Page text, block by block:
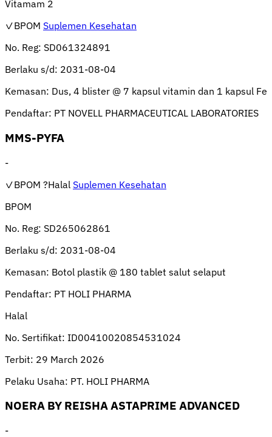
Vitamam 2
✓BPOM Suplemen Kesehatan
No. Reg: SD061324891
Berlaku s/d: 2031-08-04
Kemasan: Dus, 4 blister @ 7 kapsul vitamin dan 1 kapsul Fe
Pendaftar: PT NOVELL PHARMACEUTICAL LABORATORIES
MMS-PYFA
-
✓BPOM ?Halal Suplemen Kesehatan
BPOM
No. Reg: SD265062861
Berlaku s/d: 2031-08-04
Kemasan: Botol plastik @ 180 tablet salut selaput
Pendaftar: PT HOLI PHARMA
Halal
No. Sertifikat: ID00410020854531024
Terbit: 29 March 2026
Pelaku Usaha: PT. HOLI PHARMA
NOERA BY REISHA ASTAPRIME ADVANCED
-